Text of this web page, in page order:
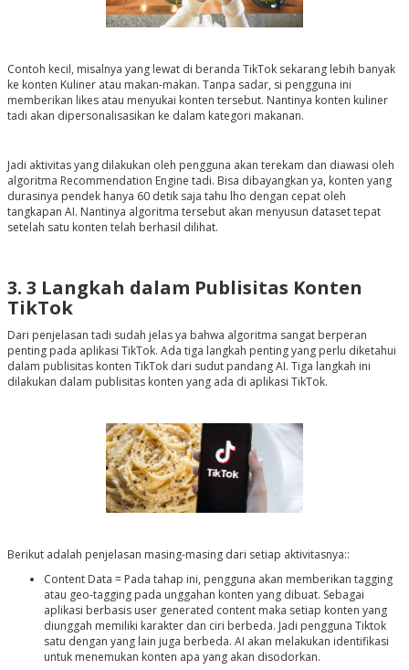
Contoh kecil, misalnya yang lewat di beranda TikTok sekarang lebih banyak
ke konten Kuliner atau makan-makan. Tanpa sadar, si pengguna ini
memberikan likes atau menyukai konten tersebut. Nantinya konten kuliner
tadi akan dipersonalisasikan ke dalam kategori makanan.
Jadi aktivitas yang dilakukan oleh pengguna akan terekam dan diawasi oleh
algoritma Recommendation Engine tadi. Bisa dibayangkan ya, konten yang
durasinya pendek hanya 60 detik saja tahu lho dengan cepat oleh
tangkapan AI. Nantinya algoritma tersebut akan menyusun dataset tepat
setelah satu konten telah berhasil dilihat.
3. 3 Langkah dalam Publisitas Konten
TikTok
Dari penjelasan tadi sudah jelas ya bahwa algoritma sangat berperan
penting pada aplikasi TikTok. Ada tiga langkah penting yang perlu diketahui
dalam publisitas konten TikTok dari sudut pandang AI. Tiga langkah ini
dilakukan dalam publisitas konten yang ada di aplikasi TikTok.
Berikut adalah penjelasan masing-masing dari setiap aktivitasnya::
Content Data = Pada tahap ini, pengguna akan memberikan tagging
atau geo-tagging pada unggahan konten yang dibuat. Sebagai
aplikasi berbasis user generated content maka setiap konten yang
diunggah memiliki karakter dan ciri berbeda. Jadi pengguna Tiktok
satu dengan yang lain juga berbeda. AI akan melakukan identifikasi
untuk menemukan konten apa yang akan disodorkan.